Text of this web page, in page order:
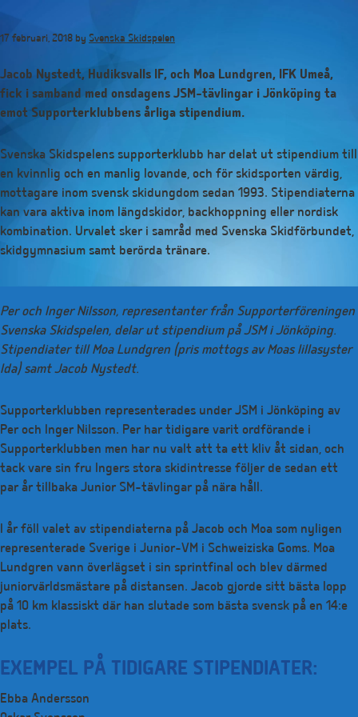
huvudinnehåll
17 februari, 2018 by Svenska Skidspelen
Jacob Nystedt, Hudiksvalls IF, och Moa Lundgren, IFK Umeå,
fick i samband med onsdagens JSM-tävlingar i Jönköping ta
emot Supporterklubbens årliga stipendium.
Svenska Skidspelens supporterklubb har delat ut stipendium till
en kvinnlig och en manlig lovande, och för skidsporten värdig,
mottagare inom svensk skidungdom sedan 1993. Stipendiaterna
kan vara aktiva inom längdskidor, backhoppning eller nordisk
kombination. Urvalet sker i samråd med Svenska Skidförbundet,
skidgymnasium samt berörda tränare.
Per och Inger Nilsson, representanter från Supporterföreningen
Svenska Skidspelen, delar ut stipendium på JSM i Jönköping.
Stipendiater till Moa Lundgren (pris mottogs av Moas lillasyster
Ida) samt Jacob Nystedt.
Supporterklubben representerades under JSM i Jönköping av
Per och Inger Nilsson. Per har tidigare varit ordförande i
Supporterklubben men har nu valt att ta ett kliv åt sidan, och
tack vare sin fru Ingers stora skidintresse följer de sedan ett
par år tillbaka Junior SM-tävlingar på nära håll.
I år föll valet av stipendiaterna på Jacob och Moa som nyligen
representerade Sverige i Junior-VM i Schweiziska Goms. Moa
Lundgren vann överlägset i sin sprintfinal och blev därmed
juniorvärldsmästare på distansen. Jacob gjorde sitt bästa lopp
på 10 km klassiskt där han slutade som bästa svensk på en 14:e
plats.
EXEMPEL PÅ TIDIGARE STIPENDIATER:
Ebba Andersson